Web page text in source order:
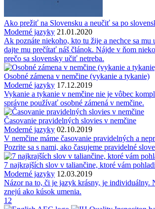
Ako prežiť na Slovensku a neučiť sa po
Moderné jazyky 21.01.2020
Ak poznáte niekoho, kto tu žije a nechce sa mu
dajte mu prečítať náš článok. Nájde v ňom
prečo sa slovensky učiť netreba.
Osobné zámena v nemčine (vykanie a tykanie)
Moderné jazyky 17.12.2019
Vykanie a tykanie v nemčine nie je vôbec
správne používať osobné zámená v nemčine.
Časovanie pravidelných slovies v nemčine
Moderné jazyky 02.10.2019
V nemčine máme časovanie pravidelných a
Pozrite sa s nami, ako časujeme pravidelné
7 najkrajších slov v taliančine, ktoré vám
Moderné jazyky 12.03.2019
Názor na to, či je jazyk krásny, je individuálny.
znejú ako kúsok umenia.
1 2